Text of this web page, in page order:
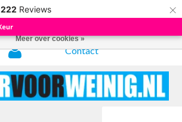
222 Reviews ×
Contact
onze website, ga je akkoord met het gebruik van
te verbeteren.
Meer over cookies »